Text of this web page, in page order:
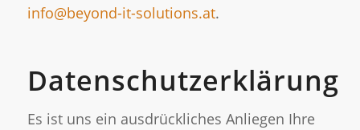
info@beyond-it-solutions.at.
Datenschutzerklärung
Es ist uns ein ausdrückliches Anliegen Ihre